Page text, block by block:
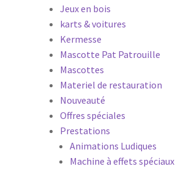
Jeux en bois
karts & voitures
Kermesse
Mascotte Pat Patrouille
Mascottes
Materiel de restauration
Nouveauté
Offres spéciales
Prestations
Animations Ludiques
Machine à effets spéciaux